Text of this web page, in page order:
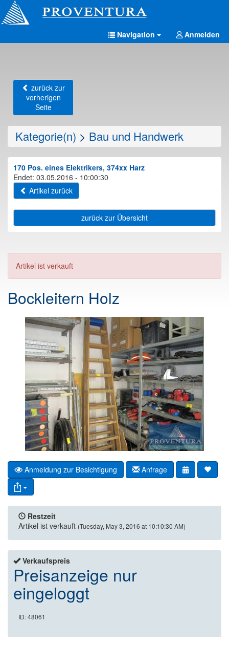
Navigation Anmelden
zurück zur
vorherigen
Seite
Kategorie(n) > Bau und Handwerk
170 Pos. eines Elektrikers, 374xx Harz
Endet: 03.05.2016 - 10:00:30
Artikel zurück
zurück zur Übersicht
Artikel ist verkauft
Bockleitern Holz
Anmeldung zur Besichtigung Anfrage
Restzeit
Artikel ist verkauft (Tuesday, May 3, 2016 at 10:10:30 AM)
Verkaufspreis
Preisanzeige nur
eingeloggt
ID: 48061